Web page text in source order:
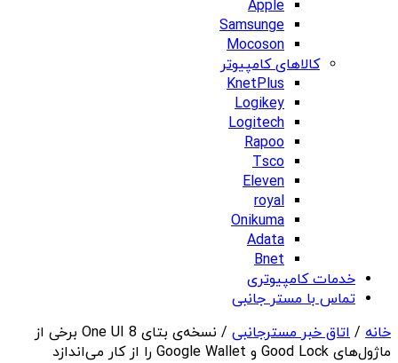
Apple
Samsunge
Mocoson
کالاهای کامپیوتر
KnetPlus
Logikey
Logitech
Rapoo
Tsco
Eleven
royal
Onikuma
Adata
Bnet
خدمات کامپیوتری
تماس با مستر جانبی
خانه / اتاق خبر مسترجانبی
/ نسخه‌ی بتای One UI 8 برخی از
ماژول‌های Good Lock و Google Wallet را از کار می‌اندازد